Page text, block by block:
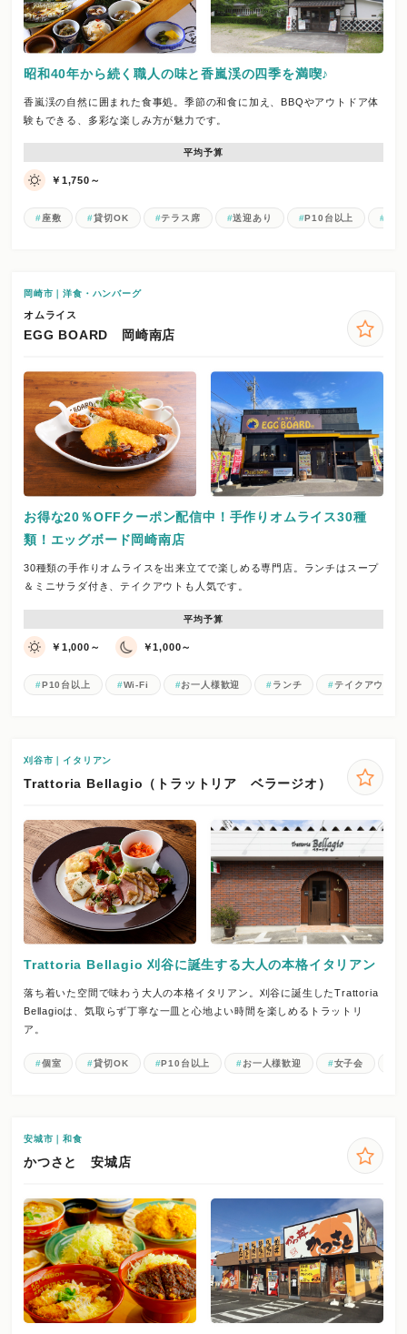
昭和40年から続く職人の味と香嵐渓の四季を満喫♪
香嵐渓の自然に囲まれた食事処。季節の和食に加え、BBQやアウトドア体
験もできる、多彩な楽しみ方が魅力です。
平均予算
￥1,750～
座敷 貸切OK テラス席 送迎あり P10台以上
岡崎市｜洋食・ハンバーグ
オムライス
EGG BOARD 岡崎南店
お得な20％OFFクーポン配信中！手作りオムライス30種
類！エッグボード岡崎南店
30種類の手作りオムライスを出来立てで楽しめる専門店。ランチはスープ
＆ミニサラダ付き、テイクアウトも人気です。
平均予算
￥1,000～ ￥1,000～
P10台以上 Wi-Fi お一人様歓迎 ランチ テイクアウト
刈谷市｜イタリアン
Trattoria Bellagio（トラットリア ベラージオ）
Trattoria Bellagio 刈谷に誕生する大人の本格イタリアン
落ち着いた空間で味わう大人の本格イタリアン。刈谷に誕生したTrattoria
Bellagioは、気取らず丁寧な一皿と心地よい時間を楽しめるトラットリ
ア。
個室 貸切OK P10台以上 お一人様歓迎 女子会
安城市｜和食
かつさと 安城店